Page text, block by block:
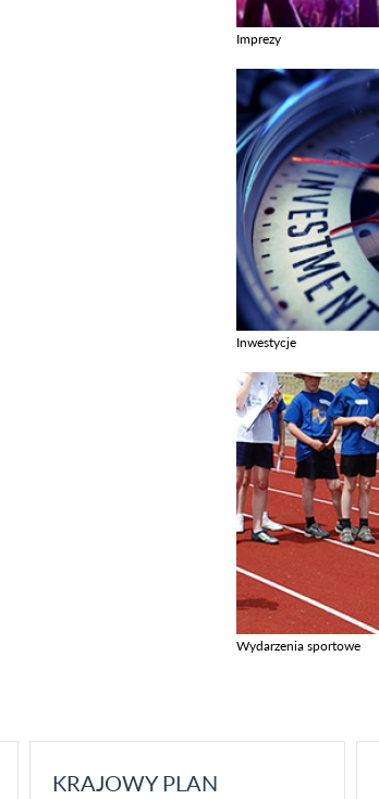
Imprezy
Inwestycje
Wydarzenia sportowe
KRAJOWY PLAN